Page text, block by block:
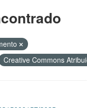
Creative Commons